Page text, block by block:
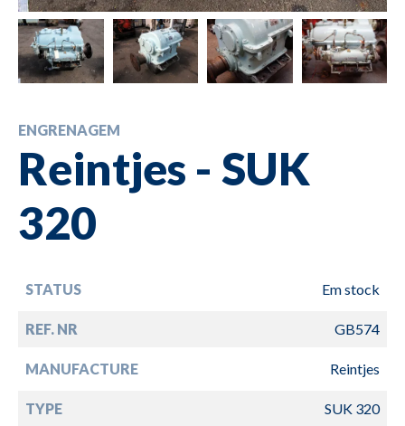
ENGRENAGEM
Reintjes - SUK
320
STATUS Em stock
REF. NR GB574
MANUFACTURE Reintjes
TYPE SUK 320